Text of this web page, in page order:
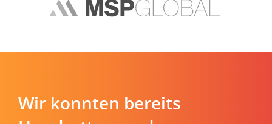
Wir konnten bereits